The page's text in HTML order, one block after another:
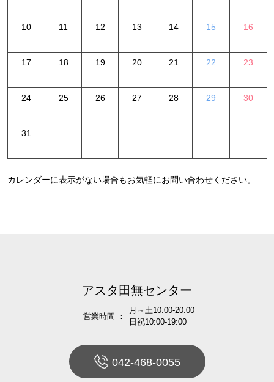
10 11 12 13 14 15 16
17 18 19 20 21 22 23
24 25 26 27 28 29 30
31
カレンダーに表示がない場合もお気軽にお問い合わせください。
アスタ田無センター
営業時間 ：
月～土10:00-20:00
日祝10:00-19:00
042-468-0055